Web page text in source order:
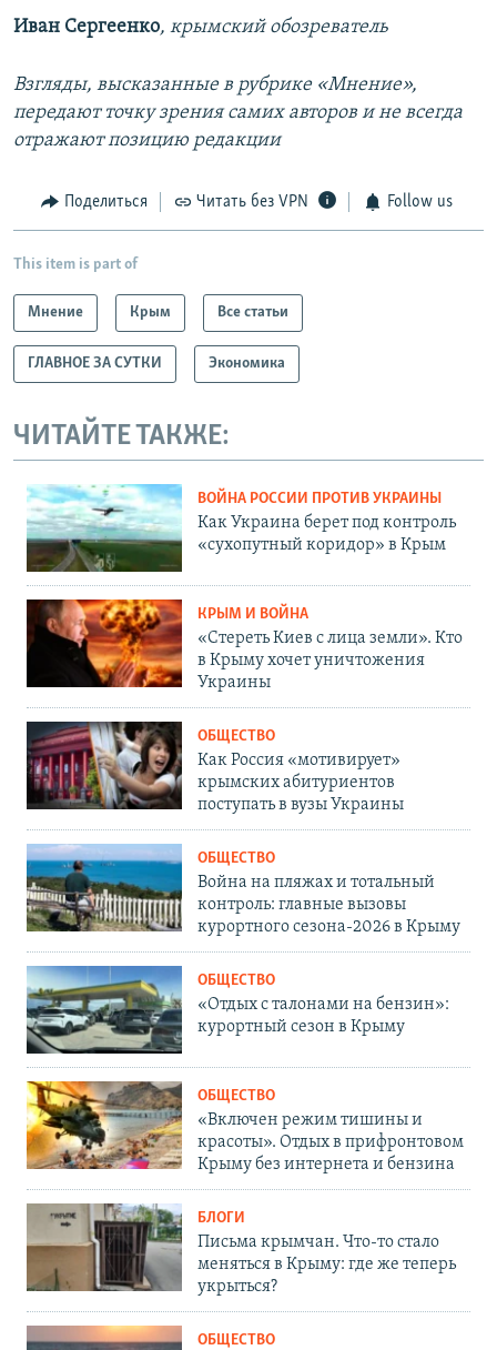
Иван Сергеенко, крымский обозреватель
Взгляды, высказанные в рубрике «Мнение»,
передают точку зрения самих авторов и не всегда
отражают позицию редакции
Поделиться Читать без VPN Follow us
This item is part of
Мнение Крым Все статьи
ГЛАВНОЕ ЗА СУТКИ Экономика
ЧИТАЙТЕ ТАКЖЕ:
ВОЙНА РОССИИ ПРОТИВ УКРАИНЫ
Как Украина берет под контроль
«сухопутный коридор» в Крым
КРЫМ И ВОЙНА
«Стереть Киев с лица земли». Кто
в Крыму хочет уничтожения
Украины
ОБЩЕСТВО
Как Россия «мотивирует»
крымских абитуриентов
поступать в вузы Украины
ОБЩЕСТВО
Война на пляжах и тотальный
контроль: главные вызовы
курортного сезона-2026 в Крыму
ОБЩЕСТВО
«Отдых с талонами на бензин»:
курортный сезон в Крыму
ОБЩЕСТВО
«Включен режим тишины и
красоты». Отдых в прифронтовом
Крыму без интернета и бензина
БЛОГИ
Письма крымчан. Что-то стало
меняться в Крыму: где же теперь
укрыться?
ОБЩЕСТВО